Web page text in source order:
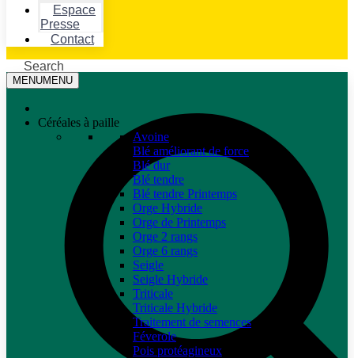
Espace
Presse
Contact
Search
MENUMENU
Céréales à paille
Avoine
Blé améliorant de force
Blé dur
Blé tendre
Blé tendre Printemps
Orge Hybride
Orge de Printemps
Orge 2 rangs
Orge 6 rangs
Seigle
Seigle Hybride
Triticale
Triticale Hybride
Traitement de semences
Féverole
Pois protéagineux